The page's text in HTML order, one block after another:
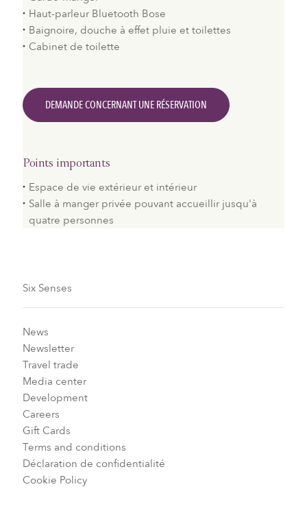
Haut-parleur Bluetooth Bose
Baignoire, douche à effet pluie et toilettes
Cabinet de toilette
DEMANDE CONCERNANT UNE RÉSERVATION
Points importants
Espace de vie extérieur et intérieur
Salle à manger privée pouvant accueillir jusqu'à
quatre personnes
Six Senses
News
Newsletter
Travel trade
Media center
Development
Careers
Gift Cards
Terms and conditions
Déclaration de confidentialité
Cookie Policy